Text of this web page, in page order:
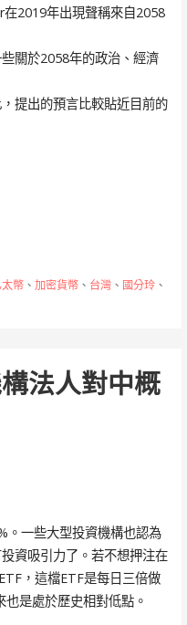
2019年出現聲稱來自2058
關於2058年的政治、經濟
提出的預言比較貼近目前的
幣、 加密貨幣、 台灣、 國分玲、
法人對中概
。一些大型投資機構也認為
資吸引力了。若不想押注在
，這檔ETF是每日三倍做
是處於歷史相對低點。